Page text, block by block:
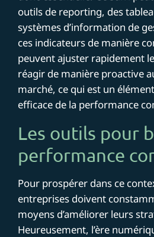
outils de reporting, des
systèmes d’information de
ces indicateurs de manière
peuvent ajuster rapidement
réagir de manière proactive
marché, ce qui est un
efficace de la performance
Les outils pour
performance
Pour prospérer dans ce
entreprises doivent
moyens d’améliorer leurs
Heureusement, l’ère